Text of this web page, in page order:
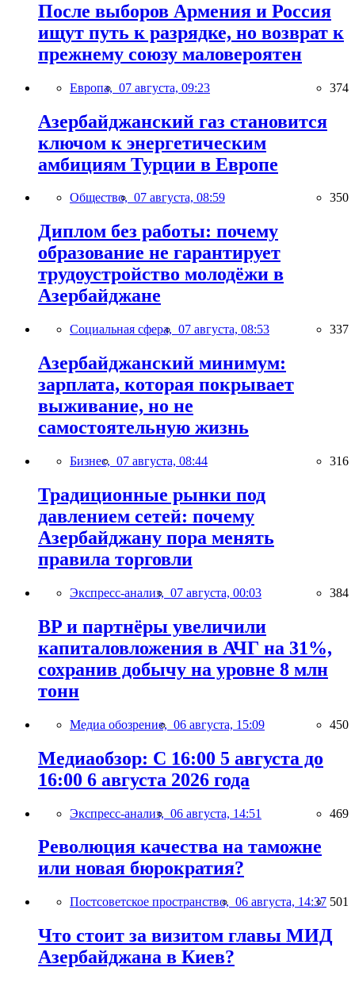
После выборов Армения и Россия
ищут путь к разрядке, но возврат к
прежнему союзу маловероятен
Европа, 07 августа, 09:23 374
Азербайджанский газ становится
ключом к энергетическим
амбициям Турции в Европе
Общество, 07 августа, 08:59 350
Диплом без работы: почему
образование не гарантирует
трудоустройство молодёжи в
Азербайджане
Социальная сфера, 07 августа, 08:53 337
Азербайджанский минимум:
зарплата, которая покрывает
выживание, но не
самостоятельную жизнь
Бизнес, 07 августа, 08:44 316
Традиционные рынки под
давлением сетей: почему
Азербайджану пора менять
правила торговли
Экспресс-анализ, 07 августа, 00:03 384
BP и партнёры увеличили
капиталовложения в АЧГ на 31%,
сохранив добычу на уровне 8 млн
тонн
Медиа обозрение, 06 августа, 15:09 450
Медиаобзор: С 16:00 5 августа до
16:00 6 августа 2026 года
Экспресс-анализ, 06 августа, 14:51 469
Революция качества на таможне
или новая бюрократия?
Постсоветское пространство, 06 августа, 14:37 501
Что стоит за визитом главы МИД
Азербайджана в Киев?